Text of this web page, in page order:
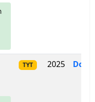
TYT 2025